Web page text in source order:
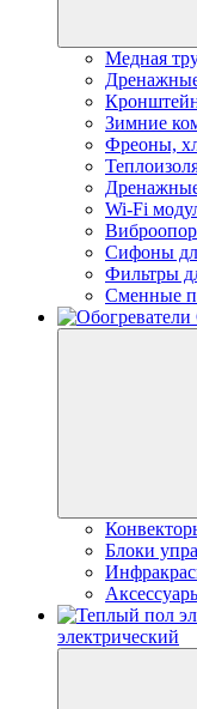
Медная
Зимние
Фреоны,
Wi-Fi
Сифоны
Фильтры
Сменные
Блоки
электрический